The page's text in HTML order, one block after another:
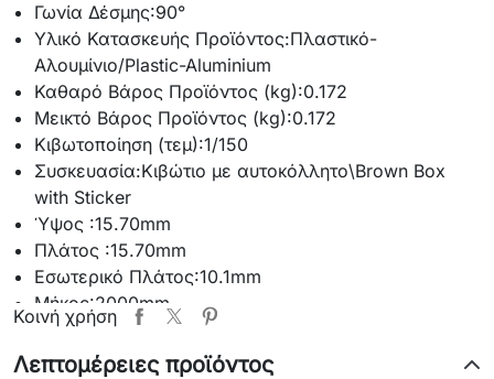
Γωνία Δέσμης:90°
Υλικό Κατασκευής Προϊόντος:Πλαστικό-
Αλουμίνιο/Plastic-Aluminium
Καθαρό Βάρος Προϊόντος (kg):0.172
Μεικτό Βάρος Προϊόντος (kg):0.172
Κιβωτοποίηση (τεμ):1/150
Συσκευασία:Κιβώτιο με αυτοκόλλητο\Brown Box
with Sticker
Ύψος :15.70mm
Πλάτος :15.70mm
Εσωτερικό Πλάτος:10.1mm
Μήκος:2000mm
Εγγύηση Eurolamp:
5 Χρόνια/5 Years
Πληροφορίες Προιόντων:18W/M Max
Κοινή χρήση
Λεπτομέρειες προϊόντος